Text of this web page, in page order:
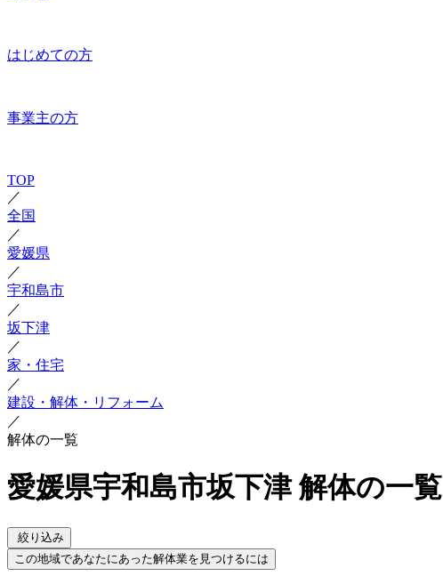
はじめての方
事業主の方
TOP
／
全国
／
愛媛県
／
宇和島市
／
坂下津
／
家・住宅
／
建設・解体・リフォーム
／
解体の一覧
愛媛県宇和島市坂下津 解体の一覧
絞り込み
この地域であなたにあった解体業を見つけるには